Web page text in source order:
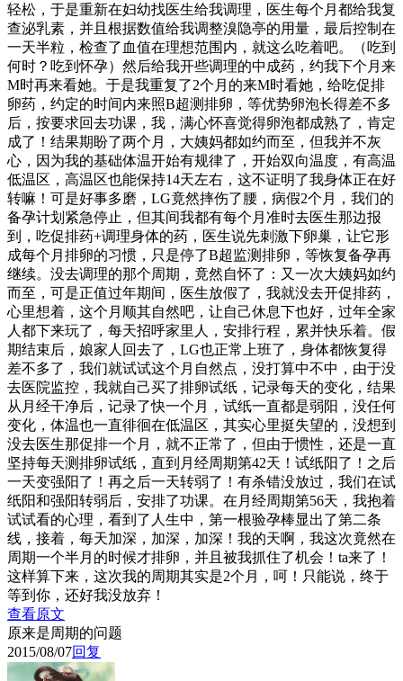
轻松，于是重新在妇幼找医生给我调理，医生每个月都给我复
查泌乳素，并且根据数值给我调整溴隐亭的用量，最后控制在
一天半粒，检查了血值在理想范围内，就这么吃着吧。（吃到
何时？吃到怀孕）然后给我开些调理的中成药，约我下个月来
M时再来看她。于是我重复了2个月的来M时看她，给吃促排
卵药，约定的时间内来照B超测排卵，等优势卵泡长得差不多
后，按要求回去功课，我，满心怀喜觉得卵泡都成熟了，肯定
成了！结果期盼了两个月，大姨妈都如约而至，但我并不灰
心，因为我的基础体温开始有规律了，开始双向温度，有高温
低温区，高温区也能保持14天左右，这不证明了我身体正在好
转嘛！可是好事多磨，LG竟然摔伤了腰，病假2个月，我们的
备孕计划紧急停止，但其间我都有每个月准时去医生那边报
到，吃促排药+调理身体的药，医生说先刺激下卵巢，让它形
成每个月排卵的习惯，只是停了B超监测排卵，等恢复备孕再
继续。没去调理的那个周期，竟然自怀了：又一次大姨妈如约
而至，可是正值过年期间，医生放假了，我就没去开促排药，
心里想着，这个月顺其自然吧，让自己休息下也好，过年全家
人都下来玩了，每天招呼家里人，安排行程，累并快乐着。假
期结束后，娘家人回去了，LG也正常上班了，身体都恢复得
差不多了，我们就试试这个月自然点，没打算中不中，由于没
去医院监控，我就自己买了排卵试纸，记录每天的变化，结果
从月经干净后，记录了快一个月，试纸一直都是弱阳，没任何
变化，体温也一直徘徊在低温区，其实心里挺失望的，没想到
没去医生那促排一个月，就不正常了，但由于惯性，还是一直
坚持每天测排卵试纸，直到月经周期第42天！试纸阳了！之后
一天变强阳了！再之后一天转弱了！有杀错没放过，我们在试
纸阳和强阳转弱后，安排了功课。在月经周期第56天，我抱着
试试看的心理，看到了人生中，第一根验孕棒显出了第二条
线，接着，每天加深，加深，加深！我的天啊，我这次竟然在
周期一个半月的时候才排卵，并且被我抓住了机会！ta来了！
这样算下来，这次我的周期其实是2个月，呵！只能说，终于
等到你，还好我没放弃！
查看原文
原来是周期的问题
2015/08/07回复